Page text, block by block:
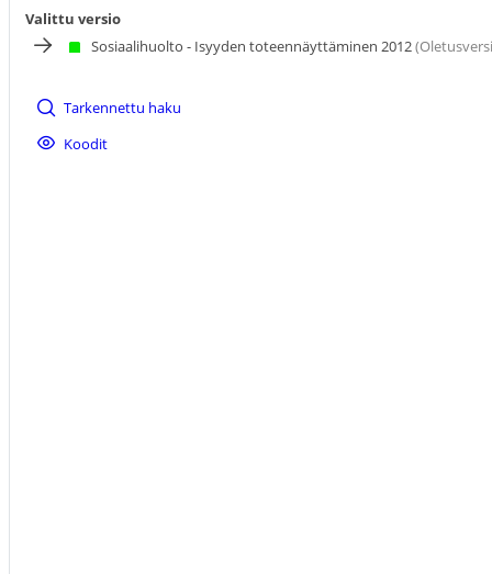
Valittu versio
Sosiaalihuolto - Isyyden toteennäyttäminen 2012
Tarkennettu haku
Koodit